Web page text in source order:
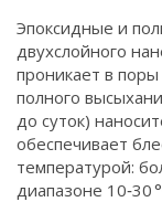
Эпоксидные и
двухслойного
проникает в поры
полного
до суток)
обеспечивает
температурой:
диапазоне 10‑30